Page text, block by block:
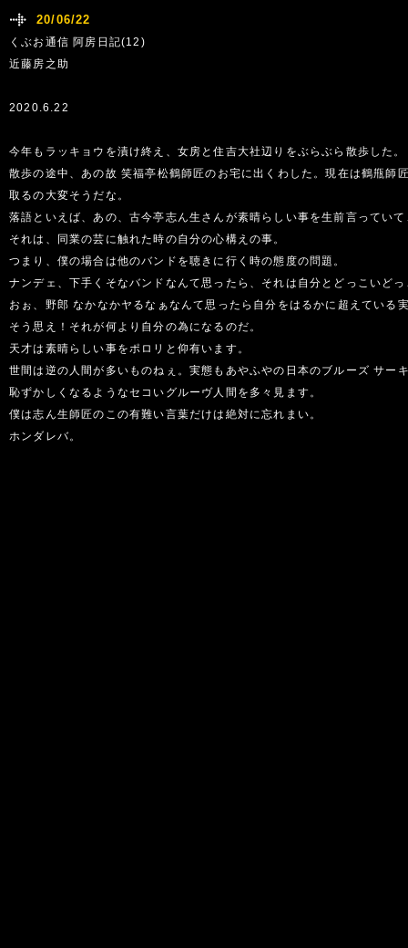
20/06/22
くぶお通信 阿房日記(12)
近藤房之助
2020.6.22
今年もラッキョウを漬け終え、女房と住吉大社辺りをぶらぶら散歩した。
散歩の途中、あの故 笑福亭松鶴師匠のお宅に出くわした。現在は鶴甁
取るの大変そうだな。
落語といえば、あの、古今亭志ん生さんが素晴らしい事を生前言ってい
それは、同業の芸に触れた時の自分の心構えの事。
つまり、僕の場合は他のバンドを聴きに行く時の態度の問題。
ナンデェ、下手くそなバンドなんて思ったら、それは自分とどっこいど
おぉ、野郎 なかなかヤるなぁなんて思ったら自分をはるかに超えている
そう思え！それが何より自分の為になるのだ。
天才は素晴らしい事をポロリと仰有います。
世間は逆の人間が多いものねぇ。実態もあやふやの日本のブルーズ サー
恥ずかしくなるようなセコいグルーヴ人間を多々見ます。
僕は志ん生師匠のこの有難い言葉だけは絶対に忘れまい。
ホンダレバ。